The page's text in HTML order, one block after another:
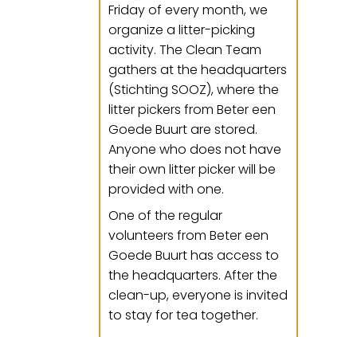
Friday of every month, we
organize a litter-picking
activity. The Clean Team
gathers at the headquarters
(Stichting SOOZ), where the
litter pickers from Beter een
Goede Buurt are stored.
Anyone who does not have
their own litter picker will be
provided with one.
One of the regular
volunteers from Beter een
Goede Buurt has access to
the headquarters. After the
clean-up, everyone is invited
to stay for tea together.